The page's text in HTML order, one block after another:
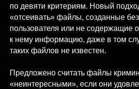
по девяти критериям. Новый
«отсеивать» файлы, созданные без
пользователя или не содержащие
к нему информацию, даже в том
таких файлов не известен.
Предложено считать файлы
«неинтересными», если они